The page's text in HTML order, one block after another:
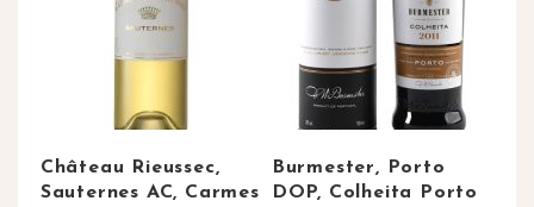
Château Rieussec,
Sauternes AC, Carmes
Burmester, Porto
DOP, Colheita Porto